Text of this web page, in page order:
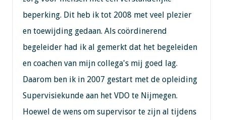
beperking. Dit heb ik tot 2008 met veel plezier
en toewijding gedaan. Als coördinerend
begeleider had ik al gemerkt dat het begeleiden
en coachen van mijn collega's mij goed lag.
Daarom ben ik in 2007 gestart met de opleiding
Supervisiekunde aan het VDO te Nijmegen.
Hoewel de wens om supervisor te zijn al tijdens